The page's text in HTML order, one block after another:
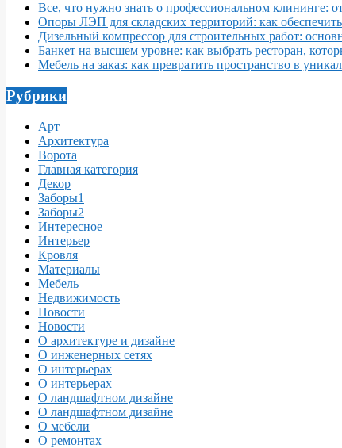
Все, что нужно знать о профессиональном клининге:
Опоры ЛЭП для складских территорий: как
Дизельный компрессор для строительных работ:
Банкет на высшем уровне: как выбрать ресторан,
Мебель на заказ: как превратить пространство в
Рубрики
Арт
Архитектура
Ворота
Главная категория
Декор
Заборы1
Заборы2
Интересное
Интерьер
Кровля
Материалы
Мебель
Недвижимость
Новости
Новости
О архитектуре и дизайне
О инженерных сетях
О интерьерах
О интерьерах
О ландшафтном дизайне
О ландшафтном дизайне
О мебели
О ремонтах